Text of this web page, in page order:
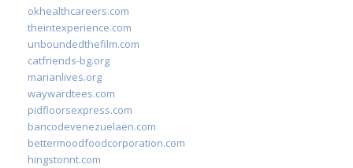
okhealthcareers.com
theintexperience.com
unboundedthefilm.com
catfriends-bg.org
marianlives.org
waywardtees.com
pidfloorsexpress.com
bancodevenezuelaen.com
bettermoodfoodcorporation.com
hingstonnt.com